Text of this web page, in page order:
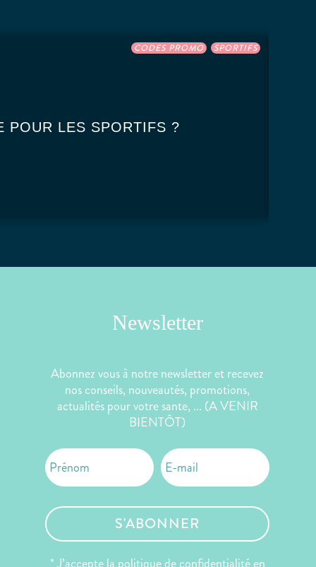
CODES PROMO SPORTIFS
POUR LES SPORTIFS ?
Newsletter
Abonnez vous à notre newsletter et recevez
nos conseils, nouveautés, promotions,
actualités pour votre sante, ... (A VENIR
BIENTÔT)
S'ABONNER
* J’accepte la politique de confidentialité en